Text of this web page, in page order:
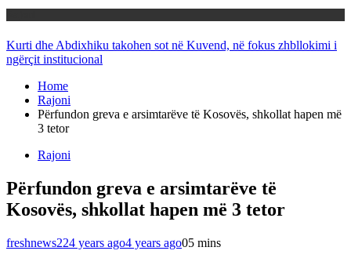
Kurti dhe Abdixhiku takohen sot në Kuvend, në fokus zhbllokimi i
ngërçit institucional
Home
Rajoni
Përfundon greva e arsimtarëve të Kosovës, shkollat hapen më
3 tetor
Rajoni
Përfundon greva e arsimtarëve të
Kosovës, shkollat hapen më 3 tetor
freshnews224 years ago4 years ago05 mins